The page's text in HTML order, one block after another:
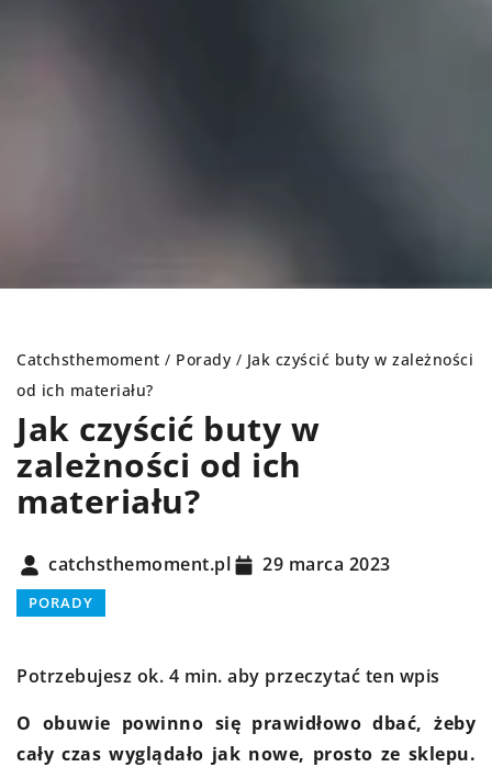
Catchsthemoment / Porady / Jak czyścić buty w zależności
od ich materiału?
Jak czyścić buty w
zależności od ich
materiału?
catchsthemoment.pl 29 marca 2023
PORADY
Potrzebujesz ok. 4 min. aby przeczytać ten wpis
O obuwie powinno się prawidłowo dbać, żeby
cały czas wyglądało jak nowe, prosto ze sklepu.